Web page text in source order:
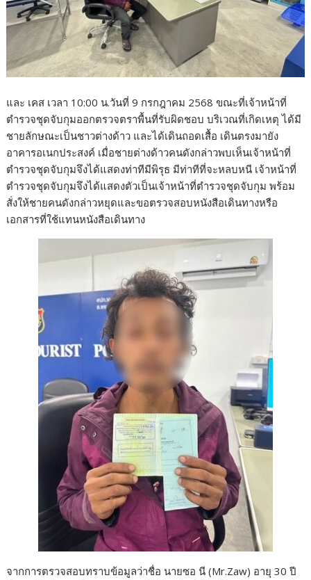
และ เคส เวลา 10:00 น.วันที่ 9 กรกฎาคม 2568 ขณะที่เจ้าหน้าที่
ตำรวจชุดจับกุมออกตรวจตราพื้นที่รับผิดชอบ บริเวณที่เกิดเหตุ ได้มี
ชายลักษณะเป็นชาวต่างด้าว และได้เดินถอดเสื้อ เดินตรงมายัง
อาคารอเนกประสงค์ เมื่อชายต่างด้าวคนดังกล่าวพบเห็นเจ้าหน้าที่
ตำรวจชุดจับกุมจึงได้แสดงท่าทีมีพิรุธ มีท่าทีที่จะหลบหนี เจ้าหน้าที่
ตำรวจชุดจับกุมจึงได้แสดงตัวเป็นเจ้าหน้าที่ตำรวจชุดจับกุม พร้อม
สั่งให้ชายคนดังกล่าวหยุดและขอตรวจสอบหนังสือเดินทางหรือ
เอกสารที่ใช้แทนหนังสือเดินทาง
จากการตรวจสอบทราบข้อมูลว่าชื่อ นายซอ นี (Mr.Zaw) อายุ 30 ปี